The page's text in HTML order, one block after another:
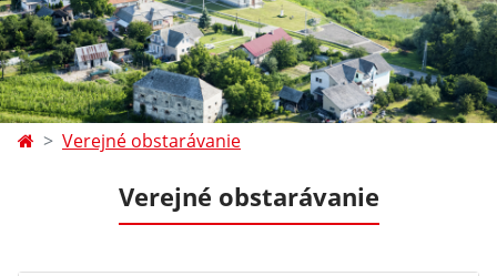
Verejné obstarávanie
Verejné obstarávanie